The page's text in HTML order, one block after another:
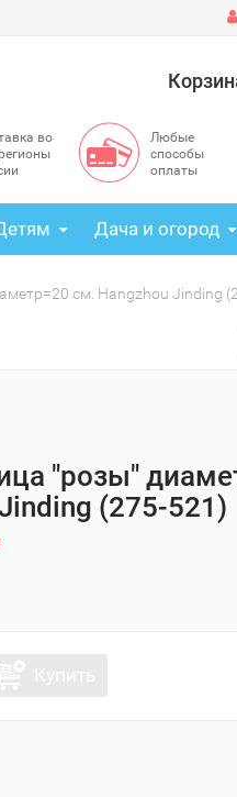
во
Любые
способы
оплаты
Дача и огород
см. Hangzhou Jinding
"розы"
(275-521)